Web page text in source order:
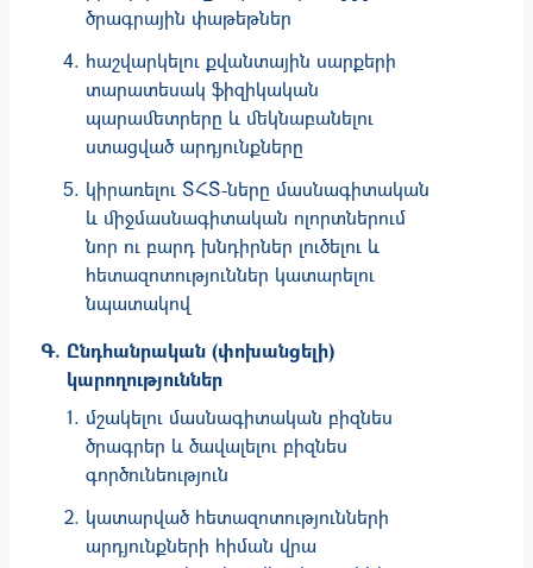
ծրագ­­րային փա­թեթներ
հաշվարկելու քվանտային սարքերի
տարատեսակ ֆիզիկական
պարամետրերը և մեկնաբանելու
ստացված արդյունքները
կիրառելու ՏՀՏ-ները մասնագիտական
և միջմասնագիտական ոլորտներում
նոր ու բարդ խնդիրներ լուծելու և
հետազոտություններ կատարելու
նպատակով
Ընդհանրական (փոխանցելի)
կարողություններ
մշակելու մասնագիտական բիզնես
ծրագրեր և ծավալելու բիզնես
գործունեություն
կատարված հետազոտությունների
արդյունքների հիման վրա